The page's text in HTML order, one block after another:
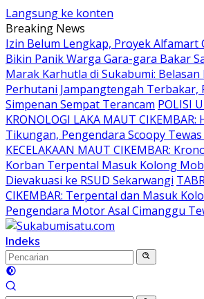
Langsung ke konten
Breaking News
Izin Belum Lengkap, Proyek Alfamart
Bikin Panik Warga Gara-gara Bakar
Marak Karhutla di Sukabumi:
Perhutani Jampangtengah Terbakar,
Simpenan Sempat Terancam POLISI
KRONOLOGI LAKA MAUT
Tikungan, Pengendara Scoopy
KECELAKAAN MAUT CIKEMBAR:
Korban Terpental Masuk Kolong
Dievakuasi ke RSUD Sekarwangi
CIKEMBAR: Terpental dan Masuk
Pengendara Motor Asal Cimanggu
Indeks